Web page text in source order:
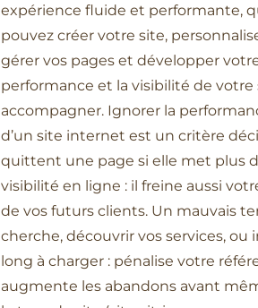
expérience fluide et performante,
pouvez créer votre site,
gérer vos pages et développer
performance et la visibilité de
accompagner. Ignorer la
d’un site internet est un critère
quittent une page si elle met plus
visibilité en ligne : il freine aussi
de vos futurs clients. Un mauvais
cherche, découvrir vos services,
long à charger : pénalise votre
augmente les abandons avant